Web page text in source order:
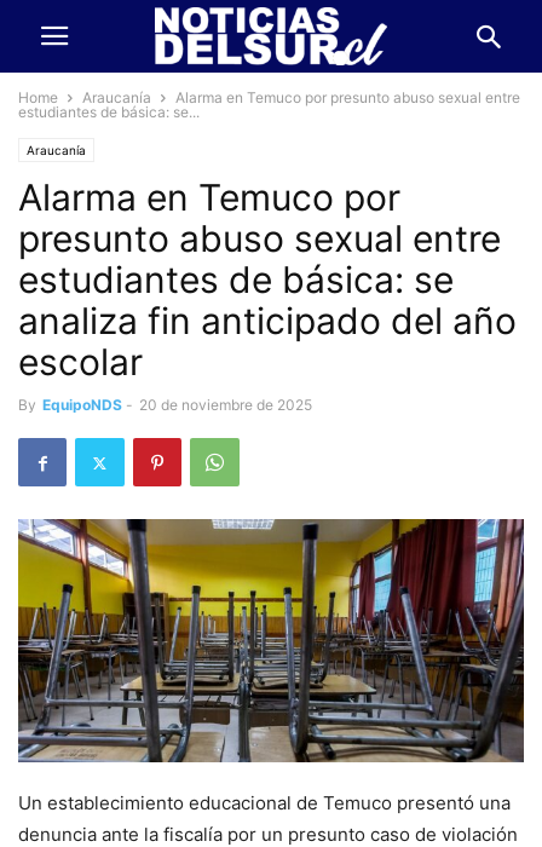
Home Araucanía
Alarma en Temuco por presunto abuso sexual entre
estudiantes de básica: se...
Araucanía
Alarma en Temuco por
presunto abuso sexual entre
estudiantes de básica: se
analiza fin anticipado del año
escolar
By EquipoNDS - 20 de noviembre de 2025
Un establecimiento educacional de Temuco presentó una
denuncia ante la fiscalía por un presunto caso de violación